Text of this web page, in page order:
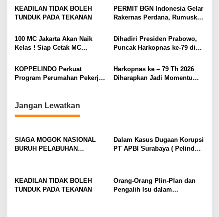
o
DIMINTA SERIUSI TUNTUTAN
BURUH PELABUHAN,
KONSOLIDASI LINTAS
PELABUHAN INDONESIA
TERUS DIPERKUAT
Prestasi Penegakan Hukum
Jangan Dibangun di Atas
Kriminalisasi
KEADILAN TIDAK BOLEH
TUNDUK PADA TEKANAN
PERMIT BGN Indonesia Gelar
Rakernas Perdana, Rumuskan
Penguatan Program Makan
Bergizi Gratis
100 MC Jakarta Akan Naik
Kelas ! Siap Cetak MC
Pihak Bangun SDM Unggul
Dihadiri Presiden Prabowo,
Puncak Harkopnas ke-79 di
Gelora Bung Karno (GBK)
Jadi Tonggak Kebangkitan
Ekonomi Rakyat
KOPPELINDO Perkuat
Program Perumahan Pekerja,
Pelabuhan, Kawasan Industri,
Harkopnas ke – 79 Th 2026
Diharapkan Jadi Momentum
Jangan Lewatkan
SIAGA MOGOK NASIONAL
BURUH PELABUHAN
KONSOLIDASI LINTAS
ELEMEN DEWAN BURUH
Dalam Kasus Dugaan Korupsi
PT APBI Surabaya ( Pelindo
Kriminalisasi
KEADILAN TIDAK BOLEH
TUNDUK PADA TEKANAN
Orang-Orang Plin-Plan dan
Pengalih Isu dalam